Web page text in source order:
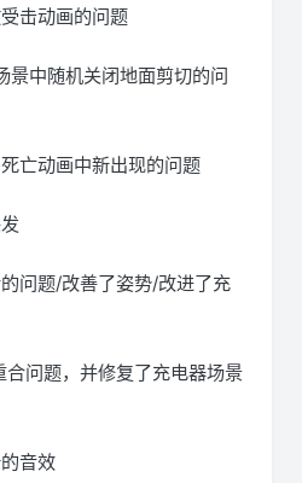
击动画的问题
中随机关闭地面剪切的问
亡动画中新出现的问题
问题/改善了姿势/改进了充
问题，并修复了充电器场景
音效